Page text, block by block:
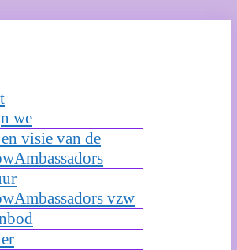
we
visie van de
vzw